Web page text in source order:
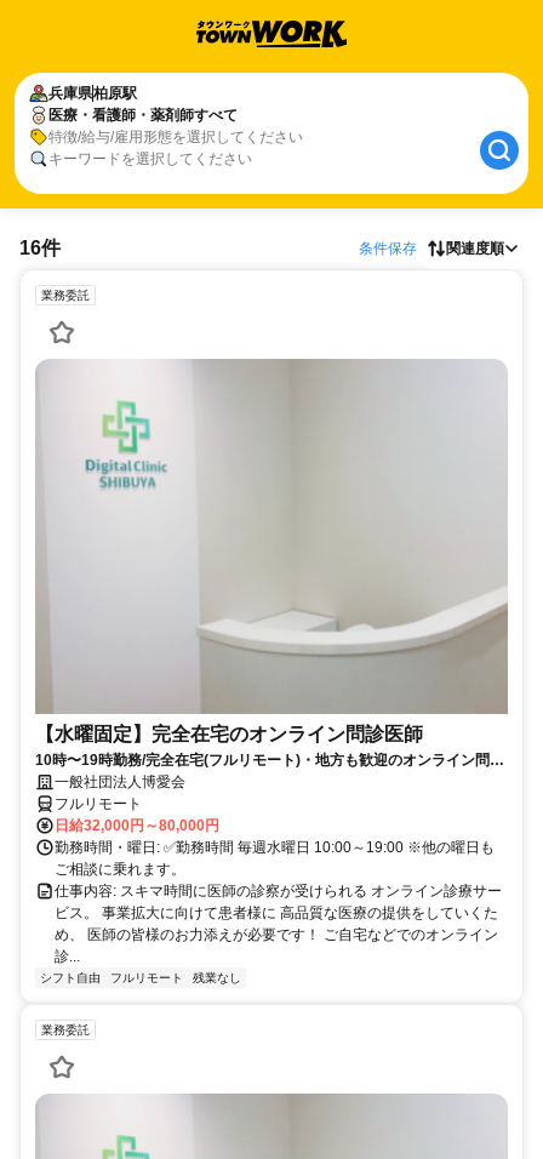
兵庫県柏原駅
医療・看護師・薬剤師すべて
特徴/給与/雇用形態を選択してください
キーワードを選択してください
16件 条件保存 関連度順
業務委託
【水曜固定】完全在宅のオンライン問診医師
10時〜19時勤務/完全在宅(フルリモート)・地方も歓迎のオンライン問診
業務一般社団法人博愛会
フルリモート
日給32,000円～80,000円
勤務時間・曜日: ✅勤務時間 毎週水曜日 10:00～19:00 ※他の曜日も
ご相談に乗れます。
仕事内容: スキマ時間に医師の診察が受けられる オンライン診療サー
ビス。 事業拡大に向けて患者様に 高品質な医療の提供をしていくた
め、 医師の皆様のお力添えが必要です！ ご自宅などでのオンライン
診...
シフト自由 フルリモート 残業なし
業務委託